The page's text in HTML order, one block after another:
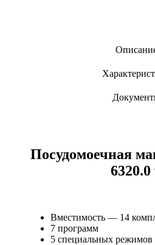
Посудомоечная
6320.0
Вместимость — 14
7 программ
5 специальных режимов